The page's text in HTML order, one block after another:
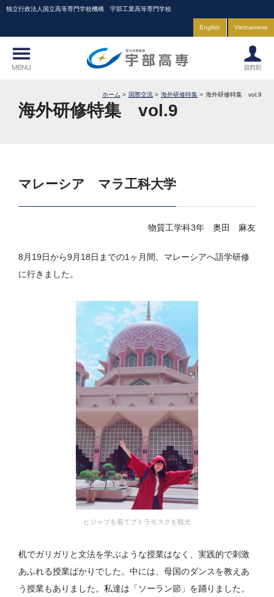
独立行政法人国立高等専門学校機構 宇部工業高等専門学校
English Vietnamese
ホーム 国際交流 海外研修特集 海外研修特集 vol.9
海外研修特集 vol.9
マレーシア マラ工科大学
物質工学科3年 奥田 麻友
8月19日から9月18日までの1ヶ月間、マレーシアへ語学研修
に行きました。
ヒジャブを着てプトラモスクを観光
机でガリガリと文法を学ぶような授業はなく、実践的で刺激
あふれる授業ばかりでした。中には、母国のダンスを教えあ
う授業もありました。私達は「ソーラン節」を踊りました。